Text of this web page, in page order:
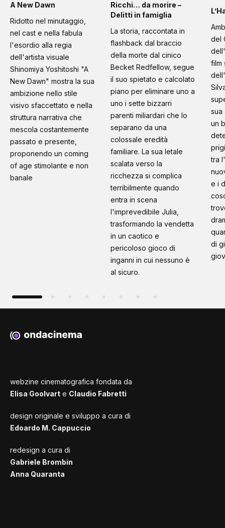
A New Dawn
Ridotto nel minutaggio,
nel cast e nella fabula
l'esordio alla regia
dell'artista visuale
Shinomiya Yoshitoshi "A
New Dawn" mostra la sua
ambizione nello stile
visivo sfaccettato e nella
struttura narrativa che
mescola costantemente
passato e presente,
proponendo un coming
of age stimolante e non
banale
Ricchi… da morire –
Delitti in famiglia
La storia, raccontata in
flashback dal braccio
della morte dal cinico
Becket Redfellow, segue
il suo spietato e calcolato
piano per eliminare uno a
uno i sette bizzarri
parenti miliardari che lo
separano da una
colossale eredità
familiare. La sua letale
scalata verso la
ricchezza si complica
terribilmente quando
entra in scena
l'imprevedibile Julia,
trasformando la vendetta
in un caotico e
pericoloso gioco di
inganni in cui nessuno è
al sicuro.
del
film
sua
un
tra
e i
di
webzine cinematografica fondata da
Elisa Goolvart e Claudio Fabretti
design originale e sviluppo a cura di
Edoardo M. Cappuccio
redesign a cura di
Gabriele Brombin
Anna Quaranta